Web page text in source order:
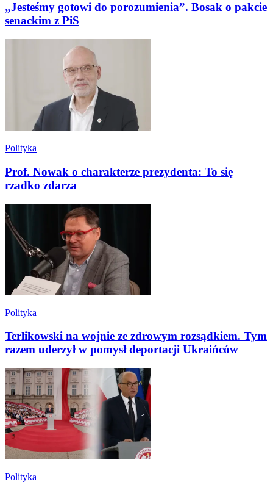
„Jesteśmy gotowi do porozumienia”. Bosak o pakcie
senackim z PiS
Polityka
Prof. Nowak o charakterze prezydenta: To się
rzadko zdarza
Polityka
Terlikowski na wojnie ze zdrowym rozsądkiem. Tym
razem uderzył w pomysł deportacji Ukraińców
Polityka